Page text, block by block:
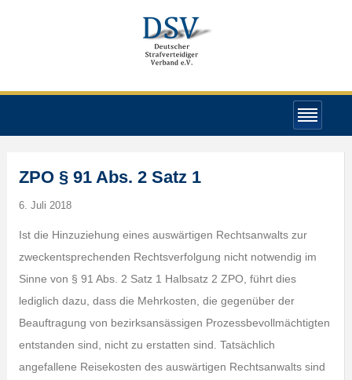
ZPO § 91 Abs. 2 Satz 1
6. Juli 2018
Ist die Hinzuziehung eines auswärtigen Rechtsanwalts zur
zweckentsprechenden Rechtsverfolgung nicht notwendig im
Sinne von § 91 Abs. 2 Satz 1 Halbsatz 2 ZPO, führt dies
lediglich dazu, dass die Mehrkosten, die gegenüber der
Beauftragung von bezirksansässigen Prozessbevollmächtigten
entstanden sind, nicht zu erstatten sind. Tatsächlich
angefallene Reisekosten des auswärtigen Rechtsanwalts sind